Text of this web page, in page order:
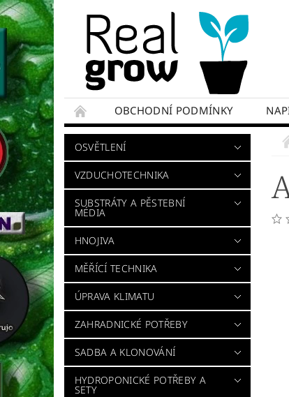
OBCHODNÍ PODMÍNKY
OSVĚTLENÍ
VZDUCHOTECHNIKA
SUBSTRÁTY A PĚSTEBNÍ
MÉDIA
HNOJIVA
MĚŘÍCÍ TECHNIKA
ÚPRAVA KLIMATU
ZAHRADNICKÉ POTŘEBY
SADBA A KLONOVÁNÍ
HYDROPONICKÉ POTŘEBY A
SETY